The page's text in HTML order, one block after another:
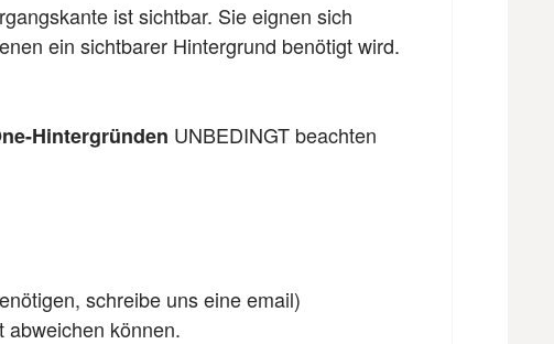
ist sichtbar. Sie eignen sich
ein sichtbarer Hintergrund benötigt wird.
Hintergründen UNBEDINGT beachten
schreibe uns eine email)
abweichen können.